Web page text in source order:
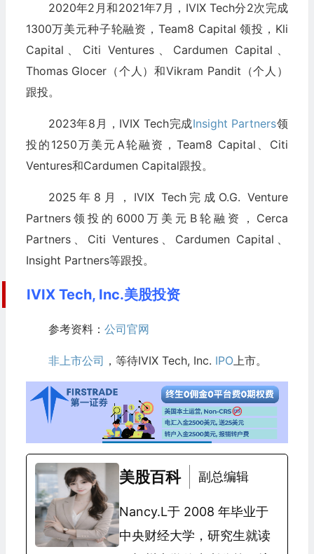
2020年2月和2021年7月，IVIX Tech分2次完成
1300万美元种子轮融资，Team8 Capital 领投，Kli
Capital、Citi Ventures、Cardumen Capital、
Thomas Glocer（个人）和Vikram Pandit（个人）
跟投。
2023年8月，IVIX Tech完成Insight Partners领
投的1250万美元A轮融资，Team8 Capital、Citi
Ventures和Cardumen Capital跟投。
2025年8月，IVIX Tech完成O.G. Venture
Partners领投的6000万美元B轮融资，Cerca
Partners、Citi Ventures、Cardumen Capital、
Insight Partners等跟投。
IVIX Tech, Inc.美股投资
参考资料： 公司官网
非上市公司 ，等待IVIX Tech, Inc. IPO上市。
美股百科 副总编辑
Nancy.L于 2008 年毕业于
中央财经大学，研究生就读